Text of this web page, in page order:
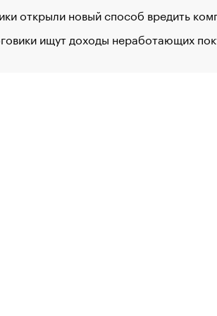
открыли новый способ вредить
ищут доходы неработающих